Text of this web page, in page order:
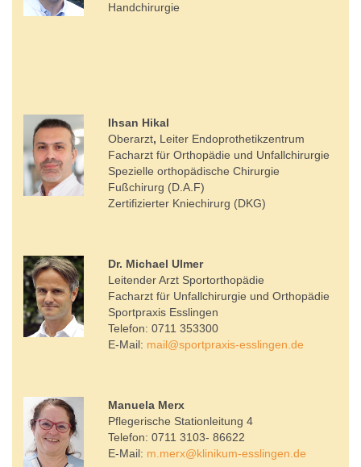
Handchirurgie
Ihsan Hikal
Oberarzt, Leiter Endoprothetikzentrum
Facharzt für Orthopädie und Unfallchirurgie
Spezielle orthopädische Chirurgie
Fußchirurg (D.A.F)
Zertifizierter Kniechirurg (DKG)
Dr. Michael Ulmer
Leitender Arzt Sportorthopädie
Facharzt für Unfallchirurgie und Orthopädie
Sportpraxis Esslingen
Telefon: 0711 353300
E-Mail: mail@sportpraxis-esslingen.de
Manuela Merx
Pflegerische Stationleitung 4
Telefon: 0711 3103- 86622
E-Mail: m.merx@klinikum-esslingen.de